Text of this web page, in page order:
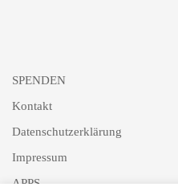
SPENDEN
Kontakt
Datenschutzerklärung
Impressum
APPS